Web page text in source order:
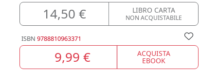
14,50 € LIBRO CARTA
NON ACQUISTABILE
ISBN 9788810963371
9,99 € ACQUISTA
EBOOK